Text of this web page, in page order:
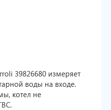
39826680 измеряет
воды на входе.
котел не